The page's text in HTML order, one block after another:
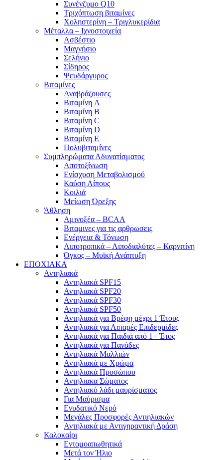
Συνένζυμο Q10
Τριχόπτωση βιταμίνες
Χοληστερίνη – Τριγλυκερίδια
Μέταλλα – Ιχνοστοιχεία
Ασβέστιο
Μαγνήσιο
Σελήνιο
Σίδηρος
Ψευδάργυρος
Βιταμίνες
Αναβράζουσες
Βιταμίνη A
Βιταμίνη B
Βιταμίνη C
Βιταμίνη D
Βιταμίνη E
Πολυβιταμίνες
Συμπληρώματα Αδυνατίσματος
Αποτοξίνωση
Ενίσχυση Μεταβολισμού
Καύση Λίπους
Κοιλιά
Μείωση Όρεξης
Άθληση
Αμινοξέα – BCAA
Βιταμινες για τις αρθρωσεις
Ενέργεια & Τόνωση
Λιποτροπικά – Λιποδιαλύτες – Καρνιτίνη
Όγκος – Μυϊκή Ανάπτυξη
ΕΠΟΧΙΑΚΑ
Αντηλιακά
Αντηλιακά SPF15
Αντηλιακά SPF20
Αντηλιακά SPF30
Αντηλιακά SPF50
Αντηλιακά για Βρέφη μέχρι 1 Έτους
Αντηλιακά για Λιπαρές Επιδερμίδες
Αντηλιακά για Παιδιά από 1+ Έτος
Αντηλιακά για Πανάδες
Αντηλιακά Μαλλιών
Αντηλιακά με Χρώμα
Αντηλιακά Προσώπου
Αντηλιακα Σώματος
Αντηλιακό λάδι μαυρίσματος
Για Μαύρισμα
Ενυδατικό Νερό
Μεγάλες Προσφορές Αντιηλιακών
Αντηλιακά με Αντιγηραντική Δράση
Καλοκαίρι
Εντομοαπωθητικά
Μετά τον Ήλιο